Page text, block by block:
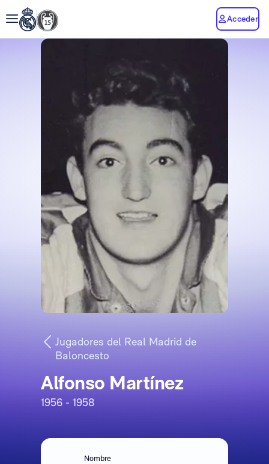
Acceder
Jugadores del Real Madrid de
Baloncesto
Alfonso Martínez
1956 - 1958
Nombre